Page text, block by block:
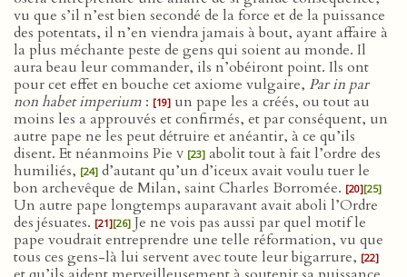
vu que s’il n’est bien secondé de la force et de la puissance
des potentats, il n’en viendra jamais à bout, ayant affaire à
la plus méchante peste de gens qui soient au monde. Il
aura beau leur commander, ils n’obéiront point. Ils ont
pour cet effet en bouche cet axiome vulgaire, Par in par
non habet imperium : [19] un pape les a créés, ou tout au
moins les a approuvés et confirmés, et par conséquent, un
autre pape ne les peut détruire et anéantir, à ce qu’ils
disent. Et néanmoins Pie v [23] abolit tout à fait l’ordre des
humiliés, [24] d’autant qu’un d’iceux avait voulu tuer le
bon archevêque de Milan, saint Charles Borromée. [20][25]
Un autre pape longtemps auparavant avait aboli l’Ordre
des jésuates. [21][26] Je ne vois pas aussi par quel motif le
pape voudrait entreprendre une telle réformation, vu que
tous ces gens-là lui servent avec toute leur bigarrure, [22]